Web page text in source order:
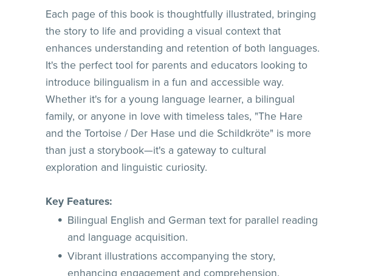
Each page of this book is thoughtfully illustrated, bringing
the story to life and providing a visual context that
enhances understanding and retention of both languages.
It's the perfect tool for parents and educators looking to
introduce bilingualism in a fun and accessible way.
Whether it's for a young language learner, a bilingual
family, or anyone in love with timeless tales, "The Hare
and the Tortoise / Der Hase und die Schildkröte" is more
than just a storybook—it's a gateway to cultural
exploration and linguistic curiosity.
Key Features:
Bilingual English and German text for parallel reading
and language acquisition.
Vibrant illustrations accompanying the story,
enhancing engagement and comprehension.